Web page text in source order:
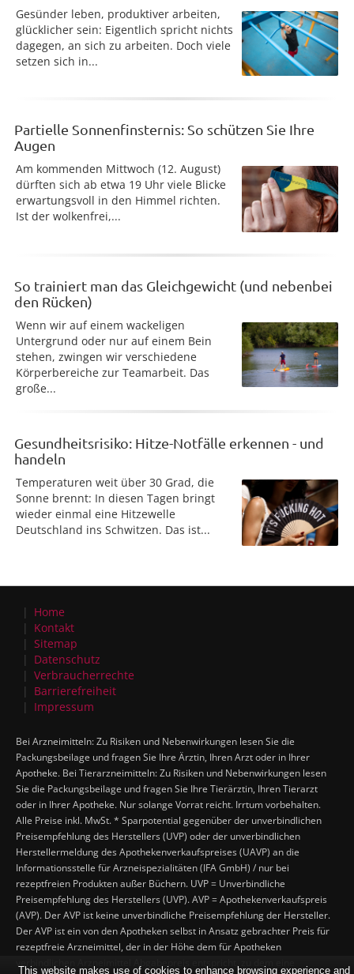
Gesünder leben, produktiver arbeiten,
glücklicher sein: Eigentlich spricht nichts
dagegen, an sich zu arbeiten. Doch viele
setzen sich in...
Partielle Sonnenfinsternis: So schützen Sie Ihre
Augen
Am kommenden Mittwoch (12. August)
dürften sich ab etwa 19 Uhr viele Blicke
erwartungsvoll in den Himmel richten.
Ist der wolkenfrei,...
So trainiert man das Gleichgewicht (und nebenbei
den Rücken)
Wenn wir auf einem wackeligen
Untergrund oder nur auf einem Bein
stehen, zwingen wir verschiedene
Körperbereiche zur Teamarbeit. Das
große...
Gesundheitsrisiko: Hitze-Notfälle erkennen - und
handeln
Temperaturen weit über 30 Grad, die
Sonne brennt: In diesen Tagen bringt
wieder einmal eine Hitzewelle
Deutschland ins Schwitzen. Das ist...
Home
Kontakt
Sitemap
Datenschutz
Verbraucherrechte
Barrierefreiheit
Impressum
Bei Arzneimitteln: Zu Risiken und Nebenwirkungen lesen Sie die
Packungsbeilage und fragen Sie Ihre Ärztin, Ihren Arzt oder in Ihrer
Apotheke. Bei Tierarzneimitteln: Zu Risiken und Nebenwirkungen lesen
Sie die Packungsbeilage und fragen Sie Ihre Tierärztin, Ihren Tierarzt
oder in Ihrer Apotheke. Nur solange Vorrat reicht. Irrtum vorbehalten.
Alle Preise inkl. MwSt. * Sparpotential gegenüber der unverbindlichen
Preisempfehlung des Herstellers (UVP) oder der unverbindlichen
Herstellermeldung des Apothekenverkaufspreises (UAVP) an die
Informationsstelle für Arzneispezialitäten (IFA GmbH) / nur bei
rezeptfreien Produkten außer Büchern. UVP = Unverbindliche
Preisempfehlung des Herstellers (UVP). AVP = Apothekenverkaufspreis
(AVP). Der AVP ist keine unverbindliche Preisempfehlung der Hersteller.
Der AVP ist ein von den Apotheken selbst in Ansatz gebrachter Preis für
rezeptfreie Arzneimittel, der in der Höhe dem für Apotheken
This website makes use of cookies to enhance browsing experience and